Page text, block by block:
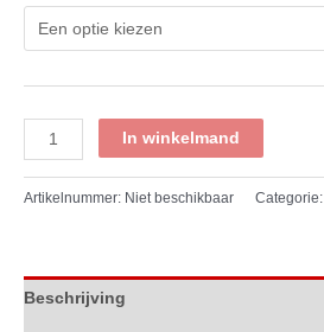
Messing
receptiebel
aantal
In winkelmand
Artikelnummer: Niet beschikbaar Categorie:
Beschrijving